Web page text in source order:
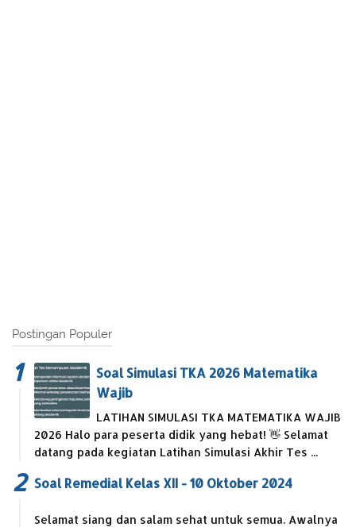
Postingan Populer
Soal Simulasi TKA 2026 Matematika
Wajib
LATIHAN SIMULASI TKA MATEMATIKA WAJIB
2026 Halo para peserta didik yang hebat! 👋 Selamat
datang pada kegiatan Latihan Simulasi Akhir Tes ...
Soal Remedial Kelas XII - 10 Oktober 2024
Selamat siang dan salam sehat untuk semua. Awalnya